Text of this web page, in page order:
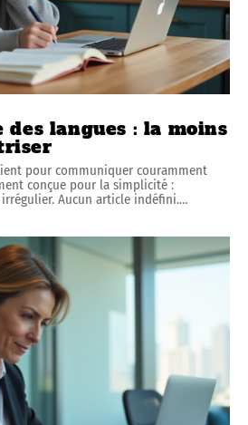
des langues : la moins
pour communiquer couramment
conçue pour la simplicité :
Aucun article indéfini.…